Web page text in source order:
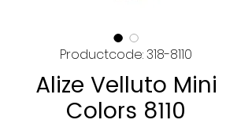
Productcode: 318-8110
Alize Velluto Mini
Colors 8110